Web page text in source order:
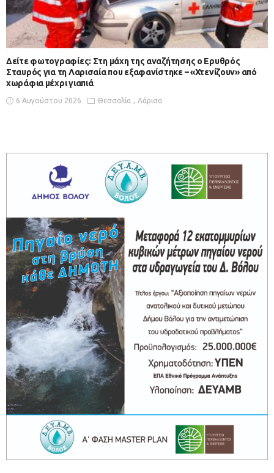
Δείτε φωτογραφίες: Στη μάχη της αναζήτησης ο Ερυθρός
Σταυρός για τη Λαρισαία που εξαφανίστηκε – «Χτενίζουν» από
χωράφια μέχρι γιαπιά
6 Αυγούστου 2026 Θεσσαλία Λάρισα